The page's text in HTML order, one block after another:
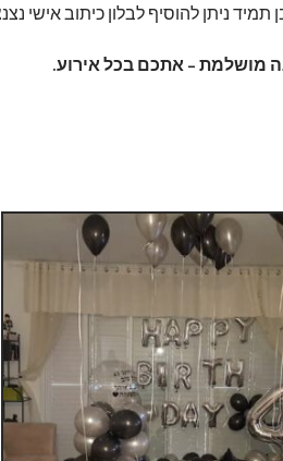
תמיד ניתן להוסיף לבלון כיתוב אישי
מושלמת – אתכם בכל אירוע.